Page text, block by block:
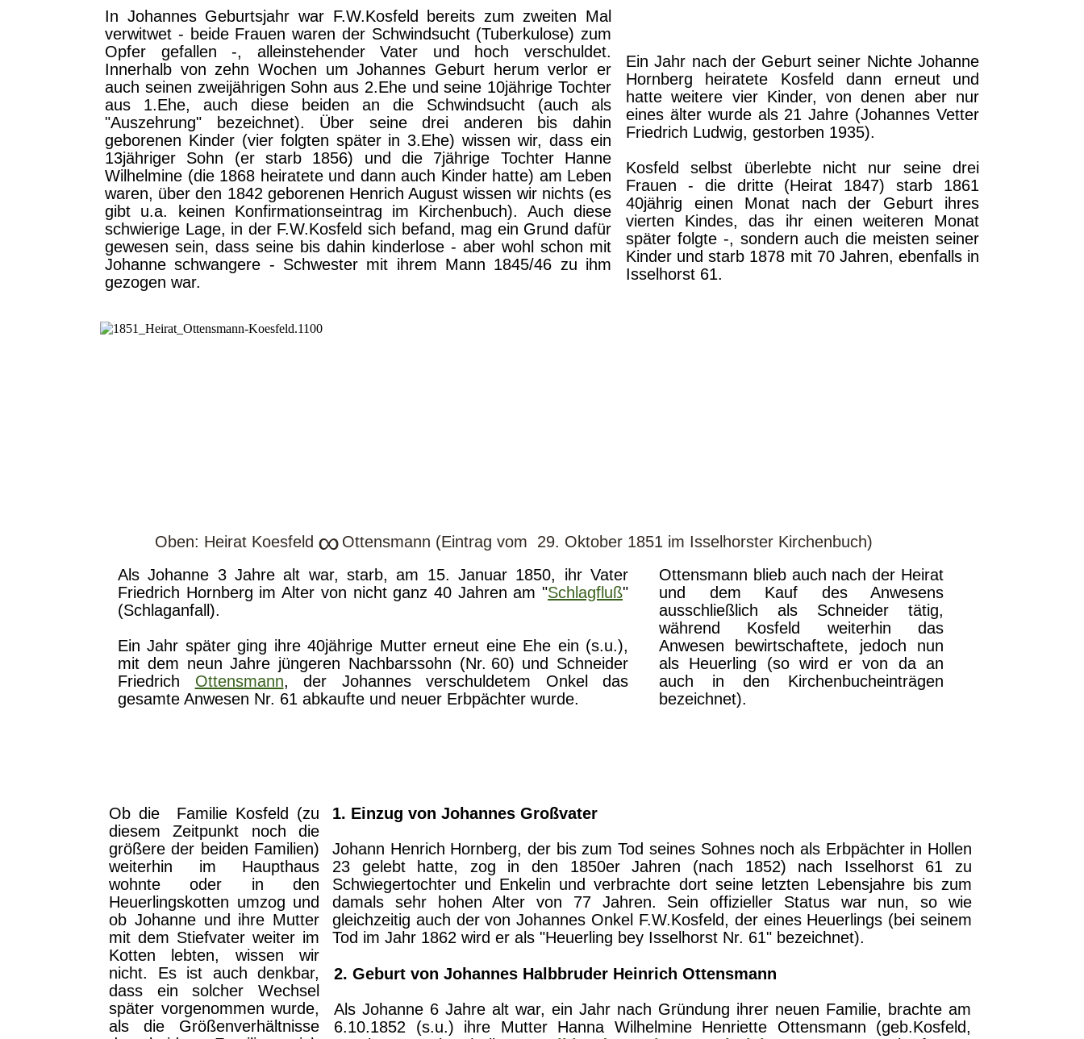
Als Johanne 3 Jahre alt war, starb, am 15. Januar 1850, ihr Vater
Friedrich Hornberg im Alter von nicht ganz 40 Jahren am "Schlagfluß"
(Schlaganfall).
Ein Jahr später ging ihre 40jährige Mutter erneut eine Ehe ein (s.u.),
mit dem neun Jahre jüngeren Nachbarssohn (Nr. 60) und Schneider
Friedrich Ottensmann, der Johannes verschuldetem Onkel das
gesamte Anwesen Nr. 61 abkaufte und neuer Erbpächter wurde.
2. Geburt von Johannes Halbbruder Heinrich Ottensmann
Als Johanne 6 Jahre alt war, ein Jahr nach Gründung ihrer neuen Familie, brachte am
6.10.1852 (s.u.) ihre Mutter Hanna Wilhelmine Henriette Ottensmann (geb.Kosfeld,
1. Einzug von Johannes Großvater
Johann Henrich Hornberg, der bis zum Tod seines Sohnes noch als Erbpächter in Hollen
23 gelebt hatte, zog in den 1850er Jahren (nach 1852) nach Isselhorst 61 zu
Schwiegertochter und Enkelin und verbrachte dort seine letzten Lebensjahre bis zum
damals sehr hohen Alter von 77 Jahren. Sein offizieller Status war nun, so wie
gleichzeitig auch der von Johannes Onkel F.W.Kosfeld, der eines Heuerlings (bei seinem
Tod im Jahr 1862 wird er als "Heuerling bey Isselhorst Nr. 61" bezeichnet).
Oben: Heirat Koesfeld ∞ Ottensmann (Eintrag vom 29. Oktober 1851 im Isselhorster Kirchenbuch)
In Johannes Geburtsjahr war F.W.Kosfeld bereits zum zweiten Mal
verwitwet - beide Frauen waren der Schwindsucht (Tuberkulose) zum
Opfer gefallen -, alleinstehender Vater und hoch verschuldet.
Innerhalb von zehn Wochen um Johannes Geburt herum verlor er
auch seinen zweijährigen Sohn aus 2.Ehe und seine 10jährige Tochter
aus 1.Ehe, auch diese beiden an die Schwindsucht (auch als
"Auszehrung" bezeichnet). Über seine drei anderen bis dahin
geborenen Kinder (vier folgten später in 3.Ehe) wissen wir, dass ein
13jähriger Sohn (er starb 1856) und die 7jährige Tochter Hanne
Wilhelmine (die 1868 heiratete und dann auch Kinder hatte) am Leben
waren, über den 1842 geborenen Henrich August wissen wir nichts (es
gibt u.a. keinen Konfirmationseintrag im Kirchenbuch). Auch diese
schwierige Lage, in der F.W.Kosfeld sich befand, mag ein Grund dafür
gewesen sein, dass seine bis dahin kinderlose - aber wohl schon mit
Johanne schwangere - Schwester mit ihrem Mann 1845/46 zu ihm
gezogen war.
Ein Jahr nach der Geburt seiner Nichte Johanne
Hornberg heiratete Kosfeld dann erneut und
hatte weitere vier Kinder, von denen aber nur
eines älter wurde als 21 Jahre (Johannes Vetter
Friedrich Ludwig, gestorben 1935).
Kosfeld selbst überlebte nicht nur seine drei
Frauen - die dritte (Heirat 1847) starb 1861
40jährig einen Monat nach der Geburt ihres
vierten Kindes, das ihr einen weiteren Monat
später folgte -, sondern auch die meisten seiner
Kinder und starb 1878 mit 70 Jahren, ebenfalls in
Isselhorst 61.
Ob die Familie Kosfeld (zu
diesem Zeitpunkt noch die
größere der beiden Familien)
weiterhin im Haupthaus
wohnte oder in den
Heuerlingskotten umzog und
ob Johanne und ihre Mutter
mit dem Stiefvater weiter im
Kotten lebten, wissen wir
nicht. Es ist auch denkbar,
dass ein solcher Wechsel
später vorgenommen wurde,
als die Größenverhältnisse
Ottensmann blieb auch nach der Heirat
und dem Kauf des Anwesens
ausschließlich als Schneider tätig,
während Kosfeld weiterhin das
Anwesen bewirtschaftete, jedoch nun
als Heuerling (so wird er von da an
auch in den Kirchenbucheinträgen
bezeichnet).